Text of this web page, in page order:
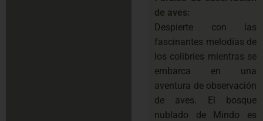
de aves:
Despierte con las
fascinantes melodías de
los colibríes mientras se
embarca en una
aventura de observación
de aves. El bosque
nublado de Mindo es